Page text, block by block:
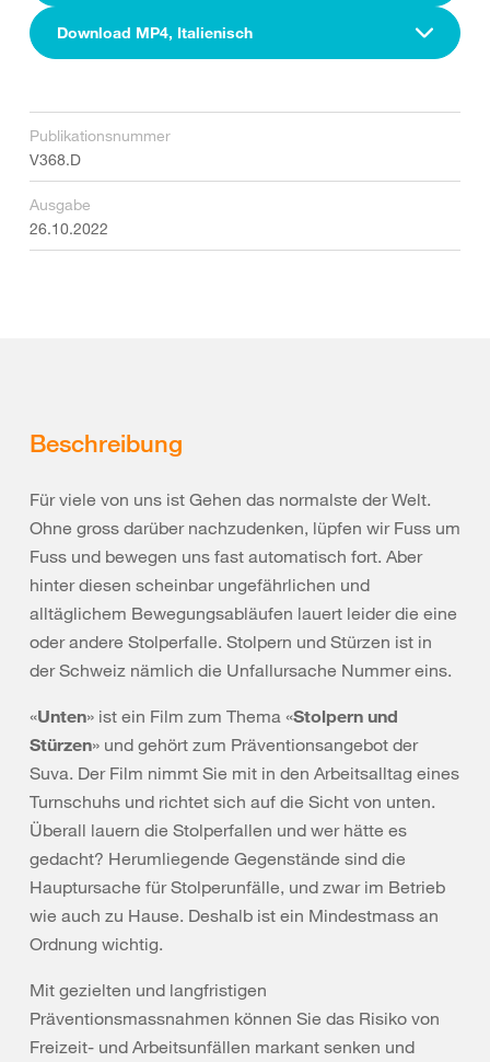
Download MP4, Italienisch
Publikationsnummer
V368.D
Ausgabe
26.10.2022
Beschreibung
Für viele von uns ist Gehen das normalste der Welt.
Ohne gross darüber nachzudenken, lüpfen wir Fuss um
Fuss und bewegen uns fast automatisch fort. Aber
hinter diesen scheinbar ungefährlichen und
alltäglichem Bewegungsabläufen lauert leider die eine
oder andere Stolperfalle. Stolpern und Stürzen ist in
der Schweiz nämlich die Unfallursache Nummer eins.
«Unten» ist ein Film zum Thema «Stolpern und
Stürzen» und gehört zum Präventionsangebot der
Suva. Der Film nimmt Sie mit in den Arbeitsalltag eines
Turnschuhs und richtet sich auf die Sicht von unten.
Überall lauern die Stolperfallen und wer hätte es
gedacht? Herumliegende Gegenstände sind die
Hauptursache für Stolperunfälle, und zwar im Betrieb
wie auch zu Hause. Deshalb ist ein Mindestmass an
Ordnung wichtig.
Mit gezielten und langfristigen
Präventionsmassnahmen können Sie das Risiko von
Freizeit- und Arbeitsunfällen markant senken und